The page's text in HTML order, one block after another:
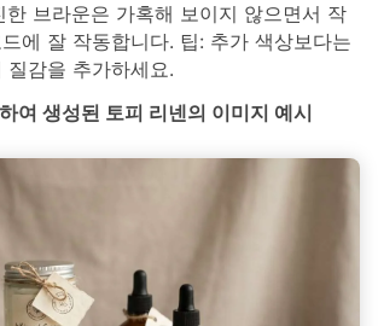
한 브라운은 가혹해 보이지 않으면서 작
에 잘 작동합니다. 팁: 추가 색상보다는
질감을 추가하세요.
여 생성된 토피 리넨의 이미지 예시